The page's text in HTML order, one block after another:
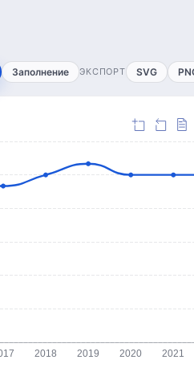
Заполнение ЭКСПОРТ SVG
2018 2019 2020 2021